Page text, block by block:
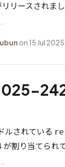
リースされまし
on 15 Jul 2025
ルされている
が割り当てられ